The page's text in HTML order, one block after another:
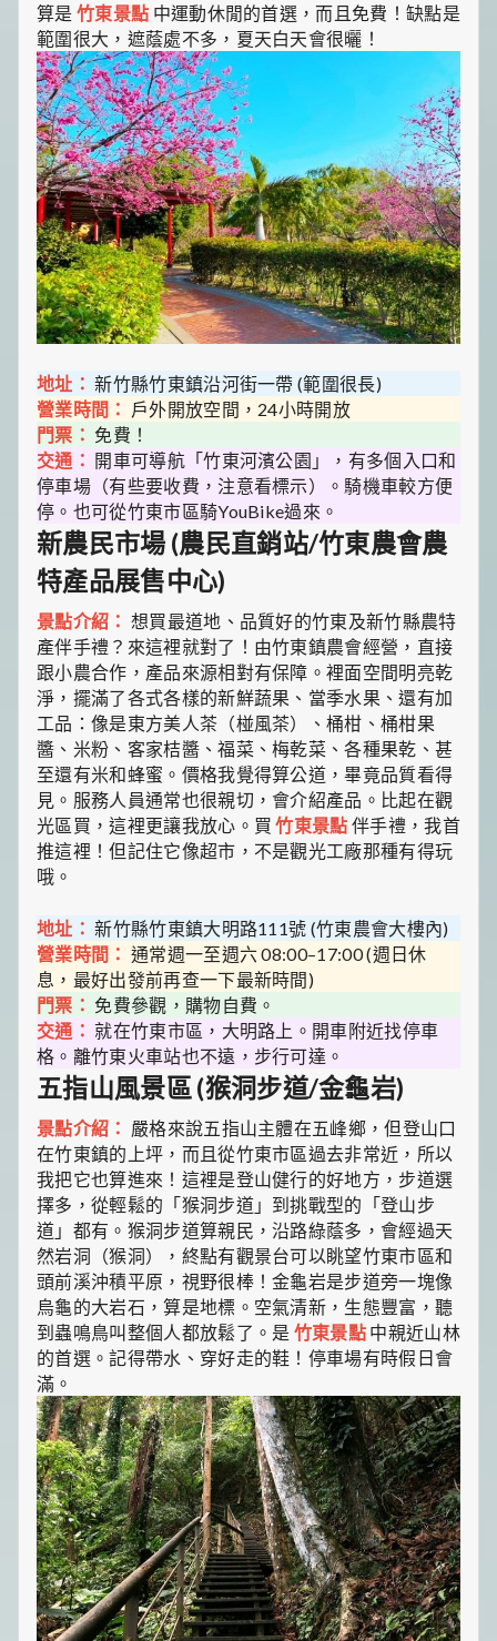
算是 竹東景點 中運動休閒的首選，而且免費！缺點是
範圍很大，遮蔭處不多，夏天白天會很曬！
地址： 新竹縣竹東鎮沿河街一帶 (範圍很長)
營業時間：
戶外開放空間，24小時開放
門票： 免費！
交通： 開車可導航「竹東河濱公園」，有多個入口和
停車場（有些要收費，注意看標示）。騎機車較方便
停。也可從竹東市區騎YouBike過來。
新農民市場 (農民直銷站/竹東農會農
特產品展售中心)
景點介紹： 想買最道地、品質好的竹東及新竹縣農特
產伴手禮？來這裡就對了！由竹東鎮農會經營，直接
跟小農合作，產品來源相對有保障。裡面空間明亮乾
淨，擺滿了各式各樣的新鮮蔬果、當季水果、還有加
工品：像是東方美人茶（椪風茶）、桶柑、桶柑果
醬、米粉、客家桔醬、福菜、梅乾菜、各種果乾、甚
至還有米和蜂蜜。價格我覺得算公道，畢竟品質看得
見。服務人員通常也很親切，會介紹產品。比起在觀
光區買，這裡更讓我放心。買竹東景點 伴手禮，我首
推這裡！但記住它像超市，不是觀光工廠那種有得玩
哦。
地址： 新竹縣竹東鎮大明路111號 (竹東農會大樓內)
營業時間： 通常週一至週六 08:00–17:00 (週日休
息，最好出發前再查一下最新時間)
門票： 免費參觀，購物自費。
交通： 就在竹東市區，大明路上。開車附近找停車
格。離竹東火車站也不遠，步行可達。
五指山風景區 (猴洞步道/金龜岩)
景點介紹： 嚴格來說五指山主體在五峰鄉，但登山口
在竹東鎮的上坪，而且從竹東市區過去非常近，所以
我把它也算進來！這裡是登山健行的好地方，步道選
擇多，從輕鬆的「猴洞步道」到挑戰型的「登山步
道」都有。猴洞步道算親民，沿路綠蔭多，會經過天
然岩洞（猴洞），終點有觀景台可以眺望竹東市區和
頭前溪沖積平原，視野很棒！金龜岩是步道旁一塊像
烏龜的大岩石，算是地標。空氣清新，生態豐富，聽
到蟲鳴鳥叫整個人都放鬆了。是 竹東景點 中親近山林
的首選。記得帶水、穿好走的鞋！停車場有時假日會
滿。